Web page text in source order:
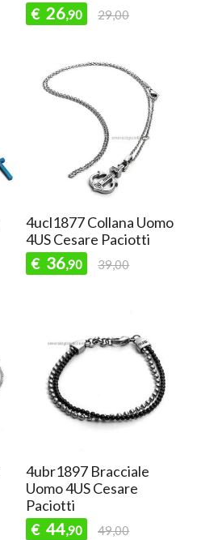
€ 26,90 29,00
4ucl1877 Collana Uomo
4US Cesare Paciotti
€ 36,90 39,00
4ubr1897 Bracciale
Uomo 4US Cesare
Paciotti
€ 44,90 49,00